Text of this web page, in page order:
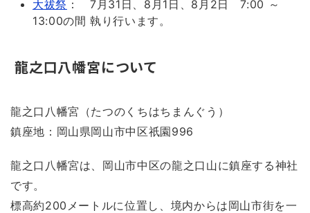
大祓祭 ： 7月31日、8月1日、8月2日 7:00 ～
13:00の間 執り行います。
龍之口八幡宮について
龍之口八幡宮（たつのくちはちまんぐう）
鎮座地：岡山県岡山市中区祇園996
龍之口八幡宮は、岡山市中区の龍之口山に鎮座する神社
です。
標高約200メートルに位置し、境内からは岡山市街を一